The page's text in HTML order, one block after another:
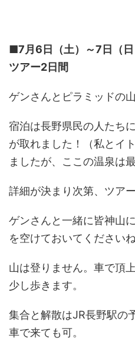
■7月6日（土）～7日（
ツアー2日間
ゲンさんとピラミッドの
宿泊は長野県民の人たち
が取れました！（私とイ
ましたが、ここの温泉は
詳細が決まり次第、ツア
ゲンさんと一緒に皆神山
を空けておいてくださいね
山は登りません。車で頂
少し歩きます。
集合と解散はJR長野駅の
車で来ても可。